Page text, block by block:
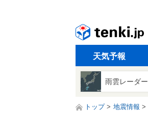
天気予報
雨雲レーダー
トップ 地震情報